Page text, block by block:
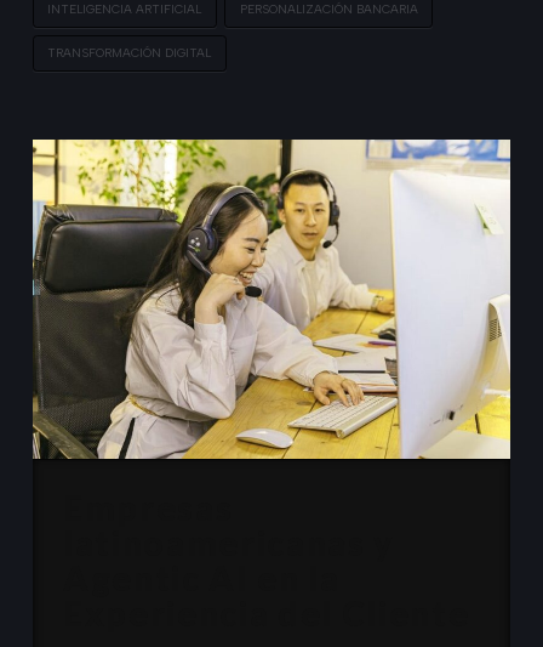
INTELIGENCIA ARTIFICIAL PERSONALIZACIÓN BANCARIA
TRANSFORMACIÓN DIGITAL